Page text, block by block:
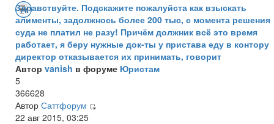
Здравствуйте. Подскажите пожалуйста как взыскать
алименты, задолжнось более 200 тыс, с момента решения
суда не платил не разу! Причём должник всё это время
работает, я беру нужные док-ты у пристава еду в контору
директор отказывается их принимать, говорит
Автор vanish в форуме Юристам
5
366628
Автор Саттфорум
22 авг 2015, 03:25